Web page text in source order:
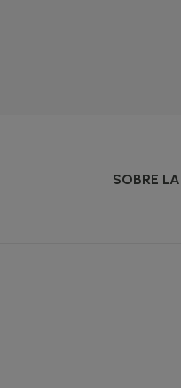
SOBRE